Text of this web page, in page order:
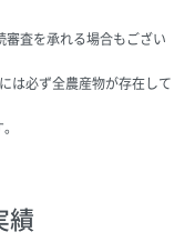
審査を承れる場合もござい
は必ず全農産物が存在して
績